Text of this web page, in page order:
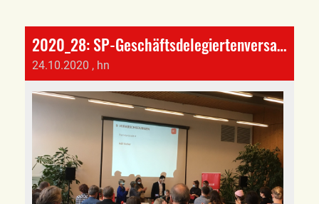
2020_28: SP-Geschäftsdelegiertenversammlung mit wichtigen Entscheiden
24.10.2020 , hn